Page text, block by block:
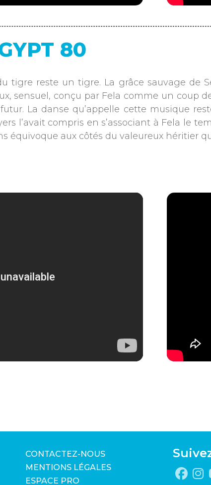
80
tigre reste un tigre. La grâce sauvage de
sensuel, conçu par Fela comme un coup
La danse qu’appelle cette musique
l’avait compris en s’associant à Fela le
équivoque aux côtés du valeureux héritier
CONTACTEZ-NOUS
MENTIONS LÉGALES
ESPACE PRO